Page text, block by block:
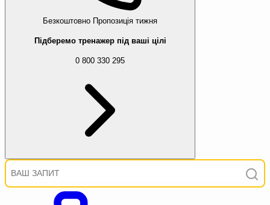
Безкоштовно Пропозиція тижня
Підберемо тренажер під ваші цілі
0 800 330 295